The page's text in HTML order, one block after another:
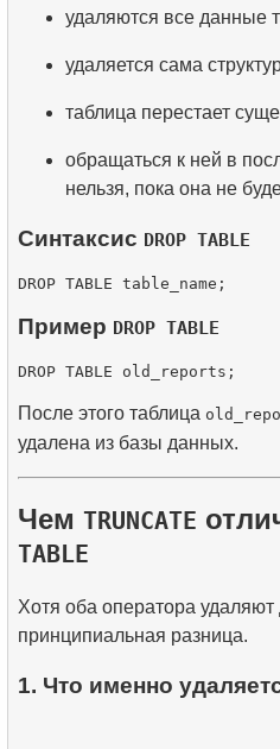
удаляются все данные
удаляется сама
таблица перестает
обращаться к ней в
нельзя, пока она не
Синтаксис DROP TABLE
Пример DROP TABLE
После этого таблица
удалена из базы данных.
Чем TRUNCATE
TABLE
Хотя оба оператора
принципиальная разница.
1. Что именно